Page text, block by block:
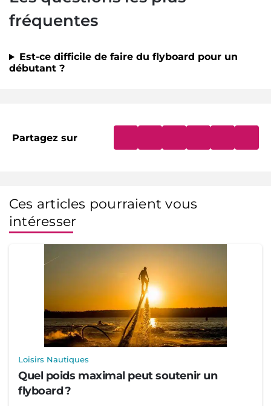
fréquentes
Est-ce difficile de faire du flyboard pour un
débutant ?
Partagez sur
Ces articles pourraient vous
intéresser
Loisirs Nautiques
Quel poids maximal peut soutenir un
flyboard ?